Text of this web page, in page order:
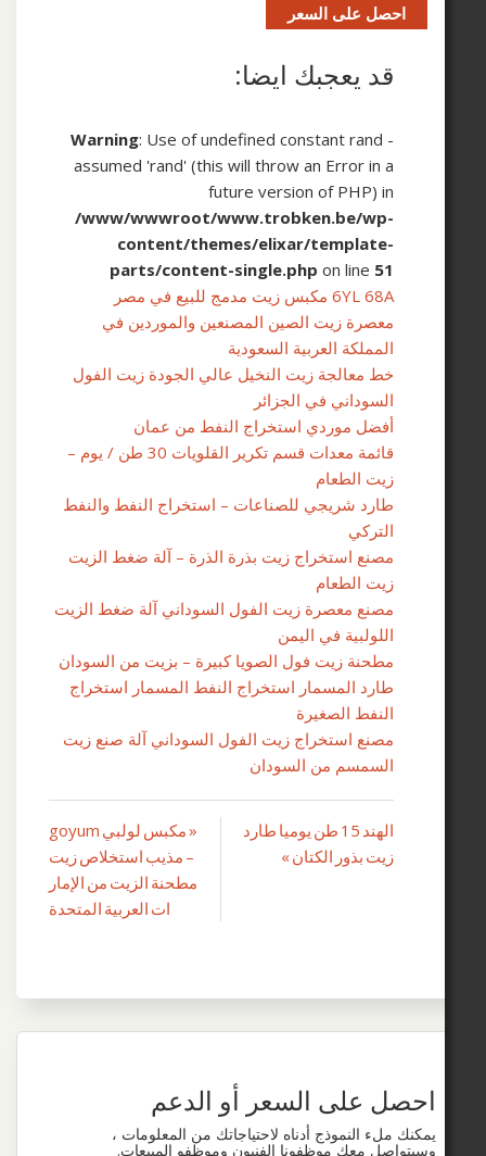
على السعر
يعجبك ايضا:
Warning: Use of undefined constant rand
assumed 'rand' (this will throw an Error in
future version of PHP)
/www/wwwroot/www.trobken.be/
content/themes/elixar/
parts/content-single.php
زيت الصين المصنعين والموردين في
العربية السعودية
معالجة زيت النخيل عالي الجودة زيت الفول
في الجزائر
موردي استخراج النفط من عمان
قائمة معدات قسم تكرير القلويات 30 طن / يوم –
شريجي للصناعات – استخراج النفط والنفط
استخراج زيت بذرة الذرة – آلة ضغط الزيت
معصرة زيت الفول السوداني آلة ضغط الزيت
في اليمن
زيت فول الصويا كبيرة – بزيت من السودان
المسمار استخراج النفط المسمار استخراج
الصغيرة
استخراج زيت الفول السوداني آلة صنع زيت
من السودان
« مكبس لولبي goyum
– مذيب استخلاص زيت
مطحنة الزيت من الإمار
ات العربية المتحدة
الهند 15 طن يوميا طارد
بذور الكتان »
على السعر أو الدعم
النموذج أدناه لاحتياجاتك من المعلومات ،
معك موظفونا الفنيون وموظفو المبيعات.